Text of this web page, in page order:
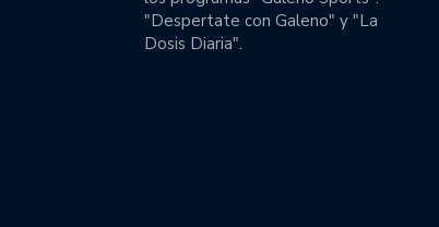
Obras se llevó
"Despertate con Galeno" y "La
Dosis Diaria".